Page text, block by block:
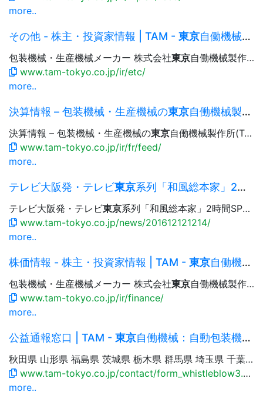
more..
その他 - 株主・投資家情報 | TAM - 東京自働機械：自動包装機械・生産機械
包装機械・生産機械メーカー 株式会社東京自働機械製作所 Language 日本語 English 简体中文 繁體中文 한국어...
www.tam-tokyo.co.jp/ir/etc/
more..
決算情報 – 包装機械・生産機械の東京自働機械製作所(TAM)
決算情報 – 包装機械・生産機械の東京自働機械製作所(TAM) 年間決算 決算短信 第3四半期決算短信 第2四半期（中間期）決算短信...決算短信 第3四半期 決算短信 決算情報 – 包装機械・生産機械の
www.tam-tokyo.co.jp/ir/fr/feed/
more..
テレビ大阪発・テレビ東京系列「和風総本家」2時間SPで紹介されました.. - 2016.12....
テレビ大阪発・テレビ東京系列「和風総本家」2時間SPで紹介されました.. テレビ大阪発・テレビ
www.tam-tokyo.co.jp/news/201612121214/
more..
株価情報 - 株主・投資家情報 | TAM - 東京自働機械：自動包装機械・生産機械
包装機械・生産機械メーカー 株式会社東京自働機械製作所 Language 日本語 English 简体中文 繁體中文 한국어...イナンスのページにリンクした上でご覧いただけます。 （株）
www.tam-tokyo.co.jp/ir/finance/
more..
公益通報窓口 | TAM - 東京自働機械：自動包装機械・生産機械
秋田県 山形県 福島県 茨城県 栃木県 群馬県 埼玉県 千葉県
www.tam-tokyo.co.jp/contact/form_whistleblow3.html
more..